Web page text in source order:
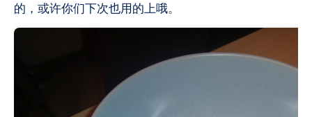
的，或许你们下次也用的上哦。